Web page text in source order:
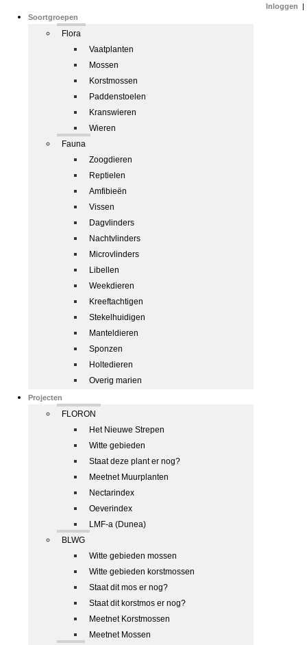
Soortgroepen
Flora
Vaatplanten
Mossen
Korstmossen
Paddenstoelen
Kranswieren
Wieren
Fauna
Zoogdieren
Reptielen
Amfibieën
Vissen
Dagvlinders
Nachtvlinders
Microvlinders
Libellen
Weekdieren
Kreeftachtigen
Stekelhuidigen
Manteldieren
Sponzen
Holtedieren
Overig marien
Projecten
FLORON
Het Nieuwe Strepen
Witte gebieden
Staat deze plant er nog?
Meetnet Muurplanten
Nectarindex
Oeverindex
LMF-a (Dunea)
BLWG
Witte gebieden mossen
Witte gebieden korstmossen
Staat dit mos er nog?
Staat dit korstmos er nog?
Meetnet Korstmossen
Meetnet Mossen
Inloggen |